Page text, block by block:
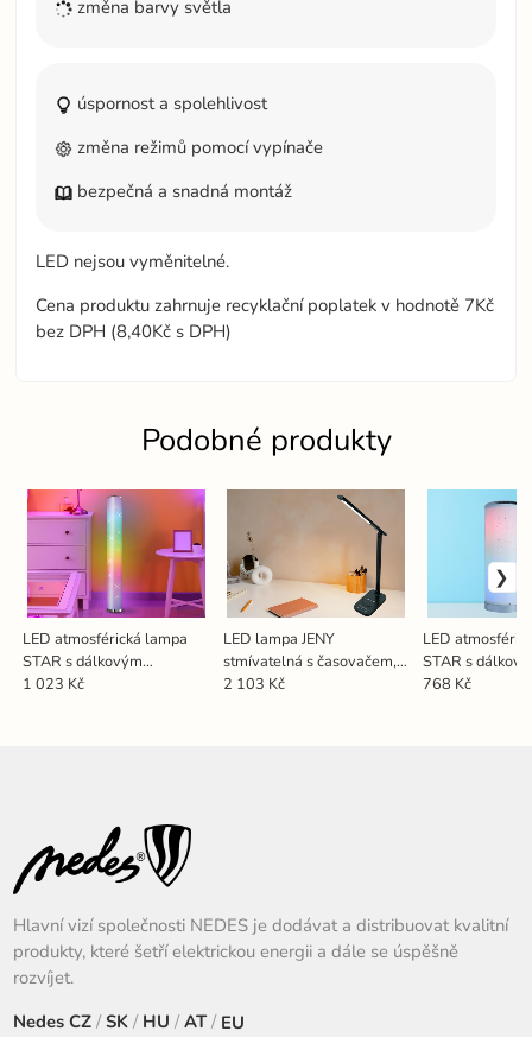
změna barvy světla
úspornost a spolehlivost
změna režimů pomocí vypínače
bezpečná a snadná montáž
LED nejsou vyměnitelné.
Cena produktu zahrnuje recyklační poplatek v hodnotě 7Kč
bez DPH (8,40Kč s DPH)
Podobné produkty
LED atmosférická lampa
STAR s dálkovým
ovladačem 12W /
1 023 Kč
LED lampa JENY
stmívatelná s časovačem,
bezdrátovým nabíjením a
2 103 Kč
LED
STAR s
ovladačem 5W
768 Kč
Hlavní vizí společnosti NEDES je dodávat a distribuovat kvalitní
produkty, které šetří elektrickou energii a dále se úspěšně
rozvíjet.
NedesCZ/SK/HU /AT/ EU